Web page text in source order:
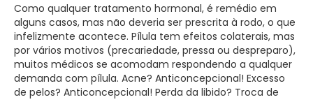
Como qualquer tratamento hormonal, é remédio em
alguns casos, mas não deveria ser prescrita à rodo, o que
infelizmente acontece. Pílula tem efeitos colaterais, mas
por vários motivos (precariedade, pressa ou despreparo),
muitos médicos se acomodam respondendo a qualquer
demanda com pílula. Acne? Anticoncepcional! Excesso
de pelos? Anticoncepcional! Perda da libido? Troca de